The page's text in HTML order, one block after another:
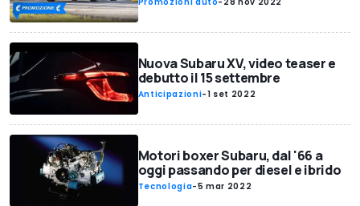
Nuova Subaru XV, video teaser e
debutto il 15 settembre
Anticipazioni-1 set 2022
Motori boxer Subaru, dal '66 a
oggi passando per diesel e ibrido
Tecnologia-5 mar 2022